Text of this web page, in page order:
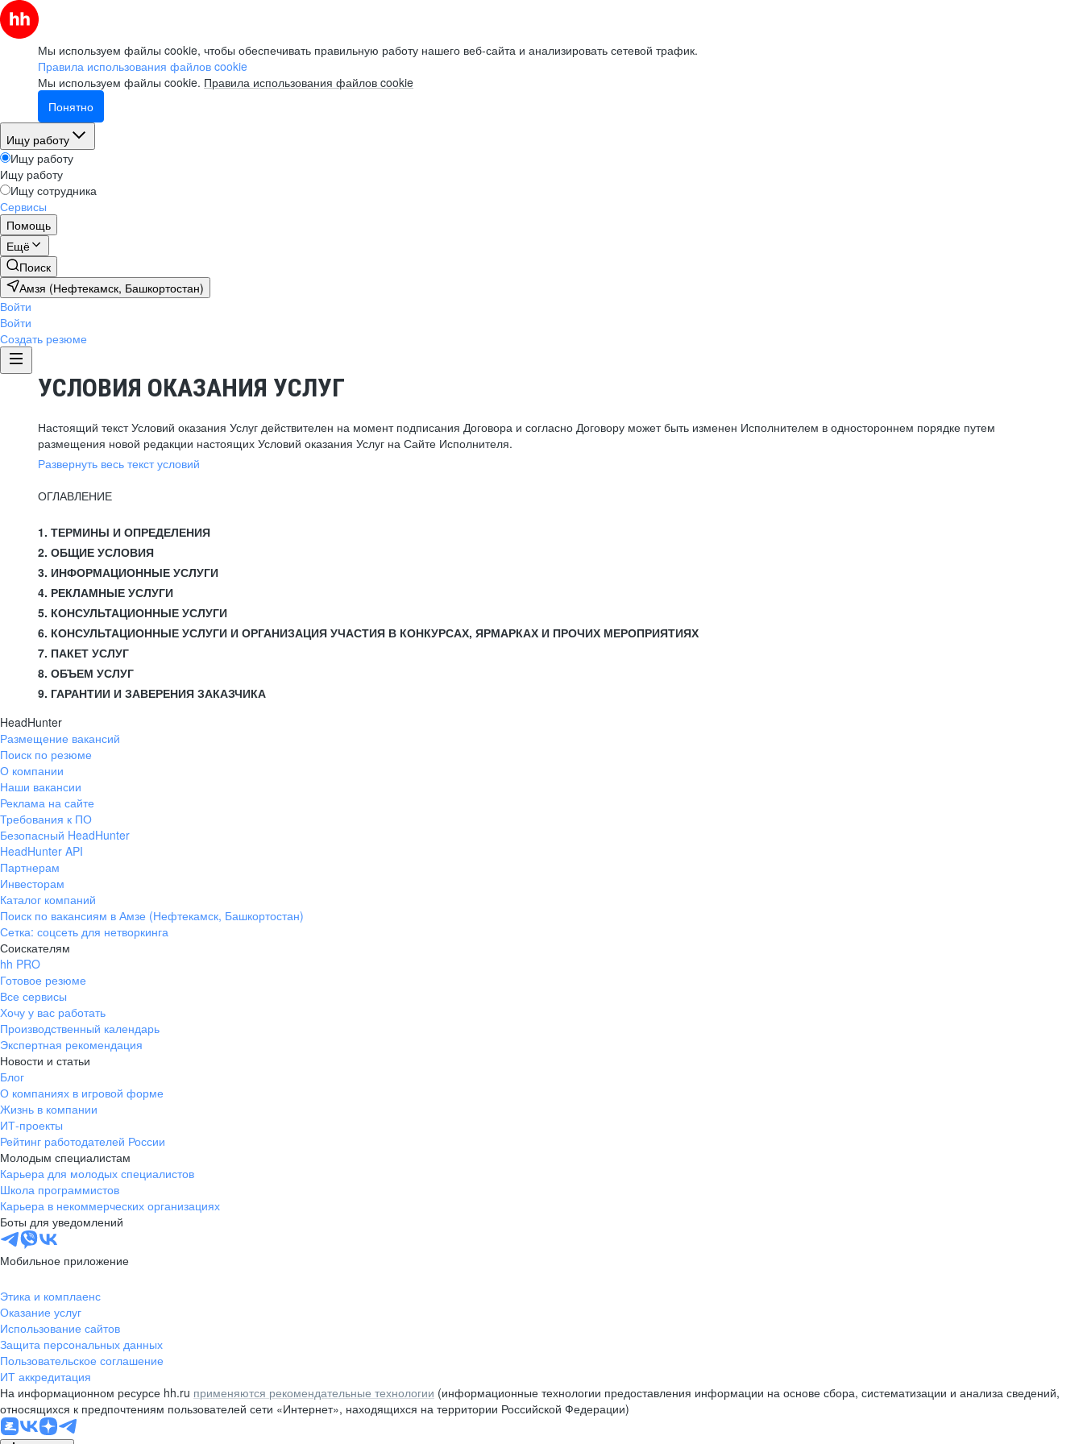
Мы используем файлы cookie, чтобы обеспечивать правильную работу нашего веб-сайта и анализировать сетевой трафик.
Правила использования файлов cookie
Мы используем файлы cookie. Правила использования файлов cookie
Понятно
Ищу работу
Ищу работу
Ищу работу
Ищу сотрудника
Сервисы
Помощь
Ещё
Поиск
Амзя (Нефтекамск, Башкортостан)
Войти
Войти
Создать резюме
УСЛОВИЯ ОКАЗАНИЯ УСЛУГ
Настоящий текст Условий оказания Услуг действителен на момент подписания Договора и согласно Договору может быть изменен Исполнителем в одностороннем порядке путем
размещения новой редакции настоящих Условий оказания Услуг на Сайте Исполнителя.
Развернуть весь текст условий
ОГЛАВЛЕНИЕ
1. ТЕРМИНЫ И ОПРЕДЕЛЕНИЯ
2. ОБЩИЕ УСЛОВИЯ
3. ИНФОРМАЦИОННЫЕ УСЛУГИ
4. РЕКЛАМНЫЕ УСЛУГИ
5. КОНСУЛЬТАЦИОННЫЕ УСЛУГИ
6. КОНСУЛЬТАЦИОННЫЕ УСЛУГИ И ОРГАНИЗАЦИЯ УЧАСТИЯ В КОНКУРСАХ, ЯРМАРКАХ И ПРОЧИХ МЕРОПРИЯТИЯХ
7. ПАКЕТ УСЛУГ
8. ОБЪЕМ УСЛУГ
9. ГАРАНТИИ И ЗАВЕРЕНИЯ ЗАКАЗЧИКА
HeadHunter
Размещение вакансий
Поиск по резюме
О компании
Наши вакансии
Реклама на сайте
Требования к ПО
Безопасный HeadHunter
HeadHunter API
Партнерам
Инвесторам
Каталог компаний
Поиск по вакансиям в Амзе (Нефтекамск, Башкортостан)
Сетка: соцсеть для нетворкинга
Соискателям
hh PRO
Готовое резюме
Все сервисы
Хочу у вас работать
Производственный календарь
Экспертная рекомендация
Новости и статьи
Блог
О компаниях в игровой форме
Жизнь в компании
ИТ-проекты
Рейтинг работодателей России
Молодым специалистам
Карьера для молодых специалистов
Школа программистов
Карьера в некоммерческих организациях
Боты для уведомлений
Мобильное приложение
Этика и комплаенс
Оказание услуг
Использование сайтов
Защита персональных данных
Пользовательское соглашение
ИТ аккредитация
На информационном ресурсе hh.ru применяются рекомендательные технологии (информационные технологии предоставления информации на основе сбора, систематизации и анализа сведений,
относящихся к предпочтениям пользователей сети «Интернет», находящихся на территории Российской Федерации)